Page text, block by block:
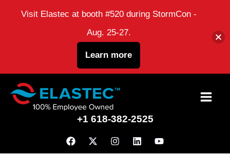
перейти
+1 618-382-2525
Visit Elastec at booth #520 during StormCon -
Aug. 25-27.
Learn more